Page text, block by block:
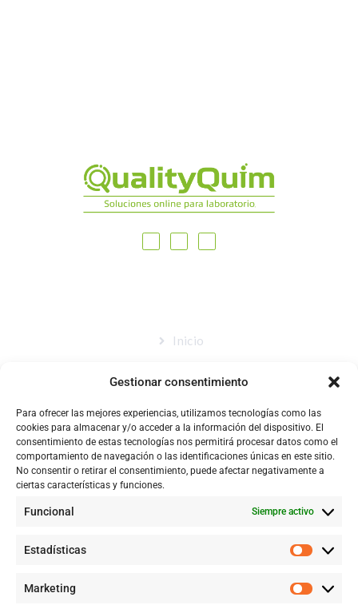
Gestionar consentimiento
Para ofrecer las mejores experiencias, utilizamos tecnologías como las
cookies para almacenar y/o acceder a la información del dispositivo. El
consentimiento de estas tecnologías nos permitirá procesar datos como el
comportamiento de navegación o las identificaciones únicas en este sitio.
No consentir o retirar el consentimiento, puede afectar negativamente a
ciertas características y funciones.
Funcional Siempre activo
Estadísticas
Marketing
Inicio
Catálogo
Blog
Contacto